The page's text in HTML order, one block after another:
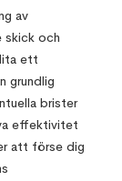
av
skick och
ett
grundlig
brister
effektivitet
att förse dig